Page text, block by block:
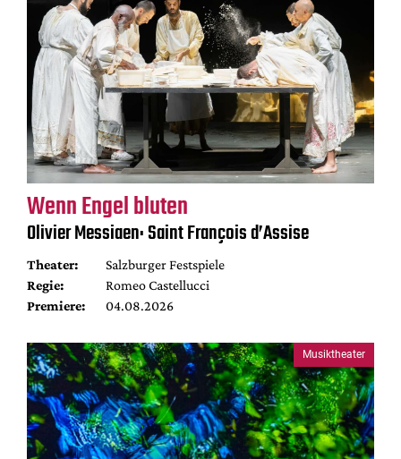
Wenn Engel bluten
Olivier Messiaen: Saint François d’Assise
Theater:
Salzburger Festspiele
Regie:
Romeo Castellucci
Premiere:
04.08.2026
Musiktheater